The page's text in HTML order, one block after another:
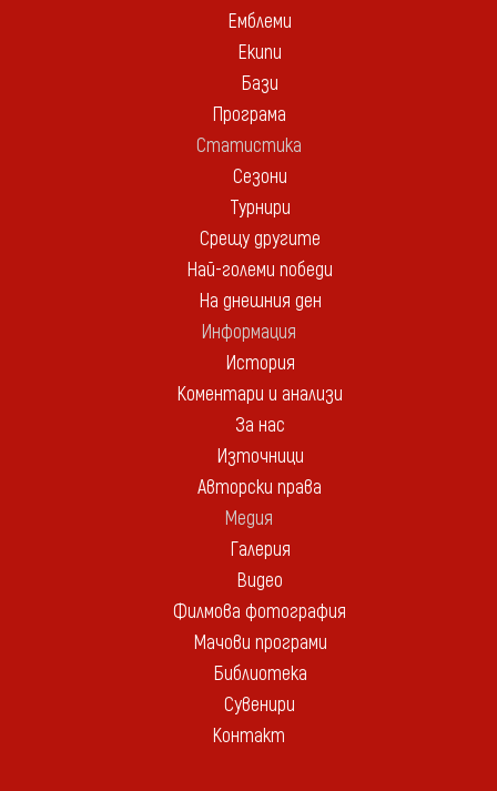
Емблеми
Екипи
Бази
Програма
Статистика
Сезони
Турнири
Срещу другите
Най-големи победи
На днешния ден
Информация
История
Коментари и анализи
За нас
Източници
Авторски права
Медия
Галерия
Видео
Филмова фотография
Мачови програми
Библиотека
Сувенири
Контакт